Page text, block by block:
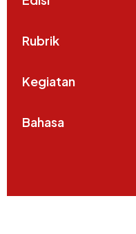
Rubrik
Kegiatan
Bahasa